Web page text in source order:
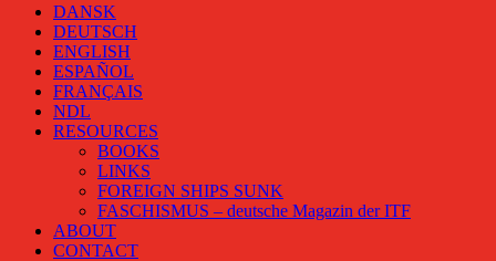
DANSK
DEUTSCH
ENGLISH
ESPAÑOL
FRANÇAIS
NDL
RESOURCES
BOOKS
LINKS
FOREIGN SHIPS SUNK
FASCHISMUS – deutsche Magazin der ITF
ABOUT
CONTACT